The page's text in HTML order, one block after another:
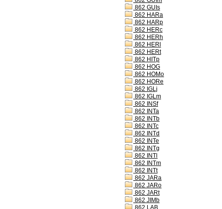
862 GUIs
862 HARa
862 HARp
862 HERc
862 HERh
862 HERl
862 HERt
862 HITp
862 HOG
862 HOMo
862 HORe
862 IGLj
862 IGLm
862 INSf
862 INTa
862 INTb
862 INTc
862 INTd
862 INTe
862 INTg
862 INTl
862 INTm
862 INTt
862 JARa
862 JARo
862 JARt
862 JIMb
862 LAB